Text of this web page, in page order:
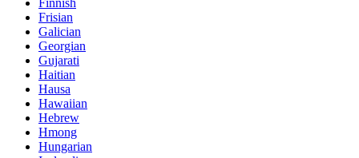
Finnish
Frisian
Galician
Georgian
Gujarati
Haitian
Hausa
Hawaiian
Hebrew
Hmong
Hungarian